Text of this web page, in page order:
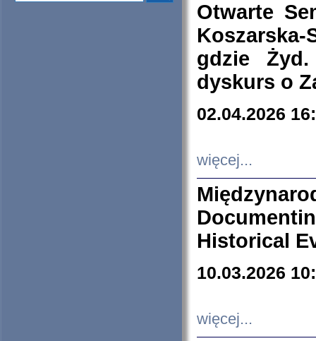
Otwarte
Koszarska-
gdzie
dyskurs o
02.04.2026
więcej...
Historical
10.03.2026
więcej...